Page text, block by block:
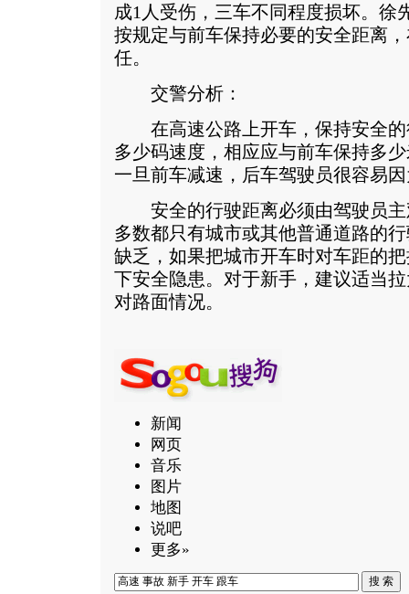
成1人受伤，三车不同程度损坏。徐
按规定与前车保持必要的安全距离
任。
交警分析：
在高速公路上开车，保持安全的
多少码速度，相应应与前车保持多
一旦前车减速，后车驾驶员很容易
安全的行驶距离必须由驾驶员主
多数都只有城市或其他普通道路的
缺乏，如果把城市开车时对车距的
下安全隐患。对于新手，建议适当
对路面情况。
新闻
网页
音乐
图片
地图
说吧
更多»